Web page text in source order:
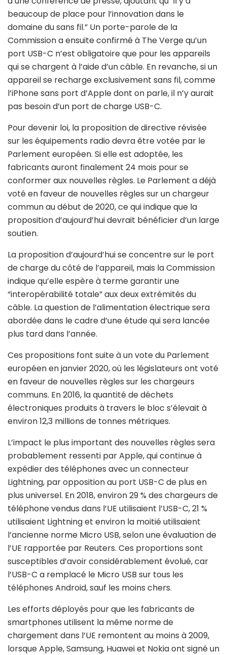
beaucoup de place pour l’innovation dans le
domaine du sans fil.” Un porte-parole de la
Commission a ensuite confirmé à The Verge qu’un
port USB-C n’est obligatoire que pour les appareils
qui se chargent à l’aide d’un câble. En revanche, si un
appareil se recharge exclusivement sans fil, comme
l’iPhone sans port d’Apple dont on parle, il n’y aurait
pas besoin d’un port de charge USB-C.
Pour devenir loi, la proposition de directive révisée
sur les équipements radio devra être votée par le
Parlement européen. Si elle est adoptée, les
fabricants auront finalement 24 mois pour se
conformer aux nouvelles règles. Le Parlement a déjà
voté en faveur de nouvelles règles sur un chargeur
commun au début de 2020, ce qui indique que la
proposition d’aujourd’hui devrait bénéficier d’un large
soutien.
La proposition d’aujourd’hui se concentre sur le port
de charge du côté de l’appareil, mais la Commission
indique qu’elle espère à terme garantir une
“interopérabilité totale” aux deux extrémités du
câble. La question de l’alimentation électrique sera
abordée dans le cadre d’une étude qui sera lancée
plus tard dans l’année.
Ces propositions font suite à un vote du Parlement
européen en janvier 2020, où les législateurs ont voté
en faveur de nouvelles règles sur les chargeurs
communs. En 2016, la quantité de déchets
électroniques produits à travers le bloc s’élevait à
environ 12,3 millions de tonnes métriques.
L’impact le plus important des nouvelles règles sera
probablement ressenti par Apple, qui continue à
expédier des téléphones avec un connecteur
Lightning, par opposition au port USB-C de plus en
plus universel. En 2018, environ 29 % des chargeurs de
téléphone vendus dans l’UE utilisaient l’USB-C, 21 %
utilisaient Lightning et environ la moitié utilisaient
l’ancienne norme Micro USB, selon une évaluation de
l’UE rapportée par Reuters. Ces proportions sont
susceptibles d’avoir considérablement évolué, car
l’USB-C a remplacé le Micro USB sur tous les
téléphones Android, sauf les moins chers.
Les efforts déployés pour que les fabricants de
smartphones utilisent la même norme de
chargement dans l’UE remontent au moins à 2009,
lorsque Apple, Samsung, Huawei et Nokia ont signé un